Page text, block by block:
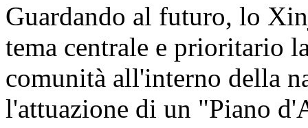
Guardando al futuro, lo
tema centrale e prioritario
comunità all'interno della
l'attuazione di un "Piano